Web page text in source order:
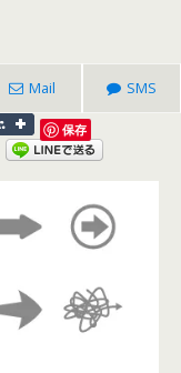
Mail SMS
保存